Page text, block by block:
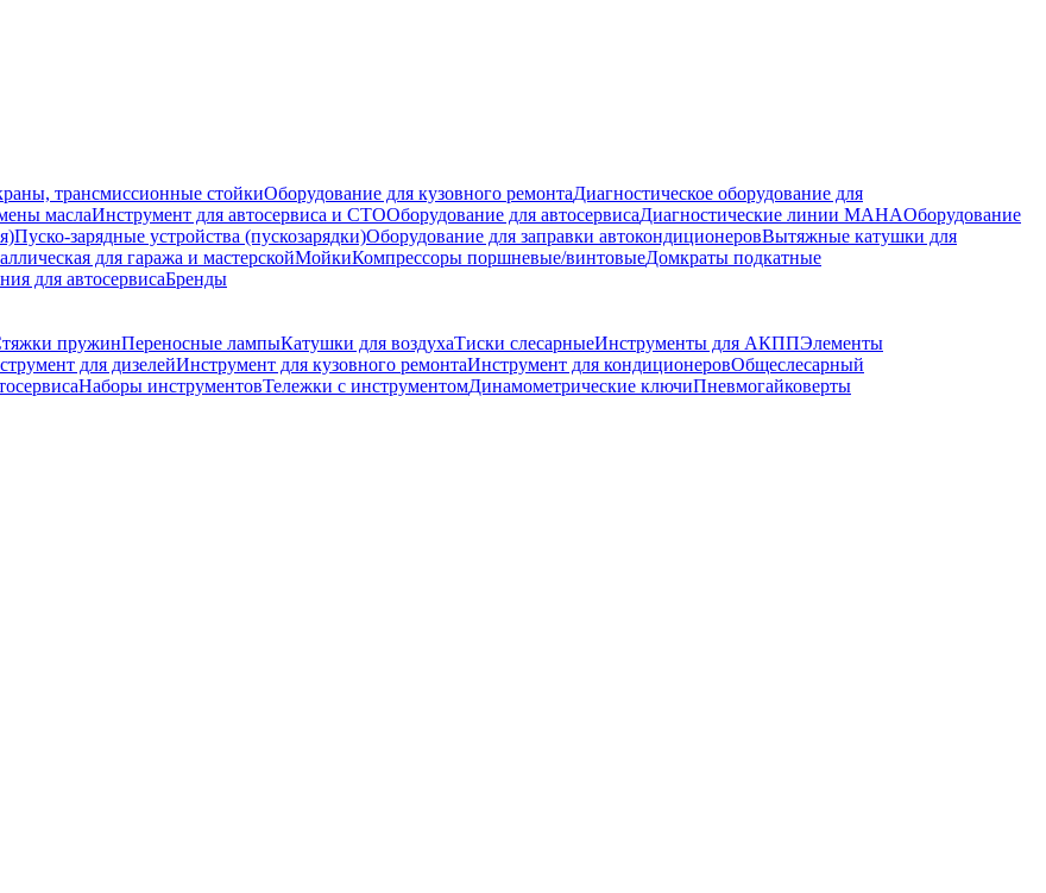
трансмиссионные стойкиОборудование для кузовного ремонтаДиагностическое оборудование для
маслаИнструмент для автосервиса и СТООборудование для автосервисаДиагностические линии MAHAОборудование
Пуско-зарядные устройства (пускозарядки)Оборудование для заправки автокондиционеровВытяжные катушки для
для гаража и мастерскойМойкиКомпрессоры поршневые/винтовыеДомкраты подкатные
для автосервисаБренды
пружинПереносные лампыКатушки для воздухаТиски слесарныеИнструменты для АКППЭлементы
для дизелейИнструмент для кузовного ремонтаИнструмент для кондиционеровОбщеслесарный
Наборы инструментовТележки с инструментомДинамометрические ключиПневмогайковерты